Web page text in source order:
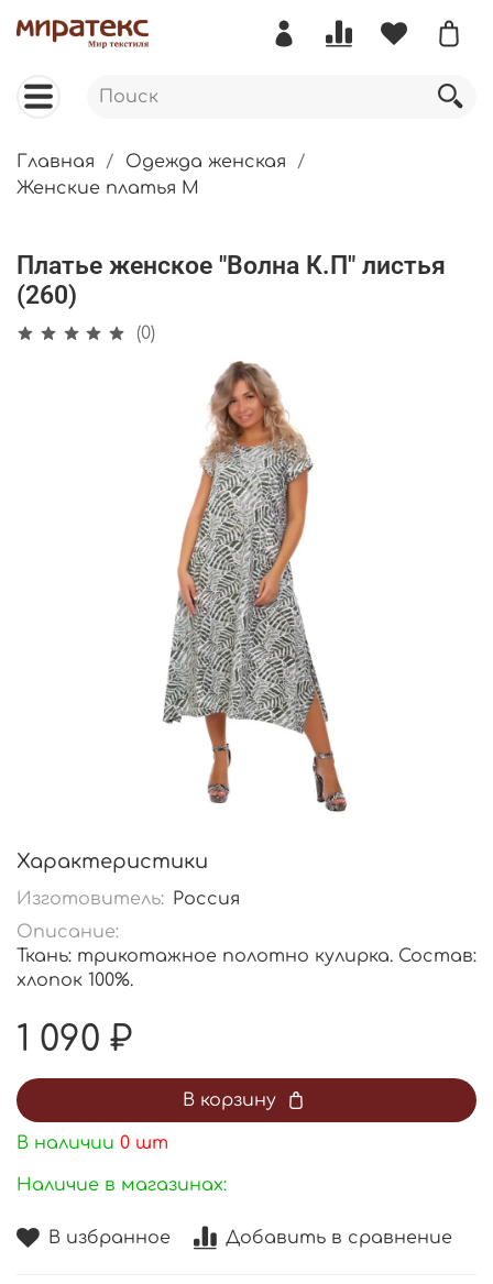
Главная
Одежда женская
Женские платья М
Платье женское "Волна К.П" листья
(260)
(0)
В избранное Добавить в сравнение
Характеристики
Изготовитель: Россия
Описание:
Ткань: трикотажное полотно кулирка. Состав:
хлопок 100%.
1 090 ₽
В корзину
В наличии 0 шт
Наличие в магазинах: